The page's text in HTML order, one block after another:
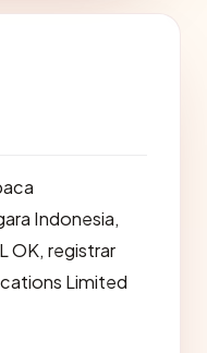
Indonesia,
OK, registrar
Limited